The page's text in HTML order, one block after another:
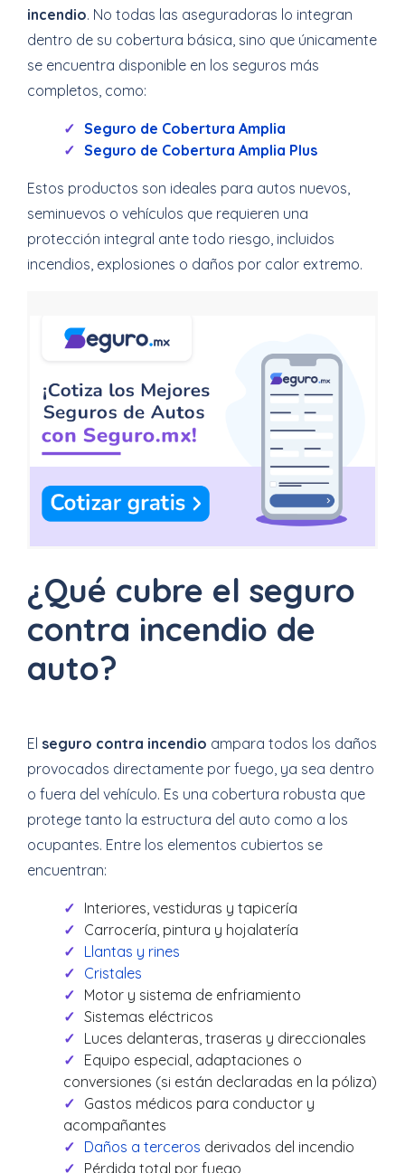
incendio. No todas las aseguradoras lo integran
dentro de su cobertura básica, sino que únicamente
se encuentra disponible en los seguros más
completos, como:
Seguro de Cobertura Amplia
Seguro de Cobertura Amplia Plus
Estos productos son ideales para autos nuevos,
seminuevos o vehículos que requieren una
protección integral ante todo riesgo, incluidos
incendios, explosiones o daños por calor extremo.
¿Qué cubre el seguro
contra incendio de
auto?
El seguro contra incendio ampara todos los daños
provocados directamente por fuego, ya sea dentro
o fuera del vehículo. Es una cobertura robusta que
protege tanto la estructura del auto como a los
ocupantes. Entre los elementos cubiertos se
encuentran:
Interiores, vestiduras y tapicería
Carrocería, pintura y hojalatería
Llantas y rines
Cristales
Motor y sistema de enfriamiento
Sistemas eléctricos
Luces delanteras, traseras y direccionales
Equipo especial, adaptaciones o
conversiones (si están declaradas en la póliza)
Gastos médicos para conductor y
acompañantes
Daños a terceros derivados del incendio
Pérdida total por fuego